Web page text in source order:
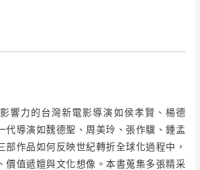
響力的台灣新電影導演如侯孝賢、楊德
代導演如魏德聖、周美玲、張作驥、鍾孟
部作品如何反映世紀轉折全球化過程中，
價值遞嬗與文化想像。本書蒐集多張精采